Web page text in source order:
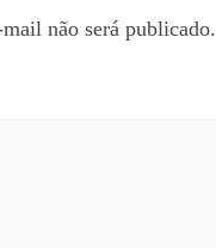
não será publicado.